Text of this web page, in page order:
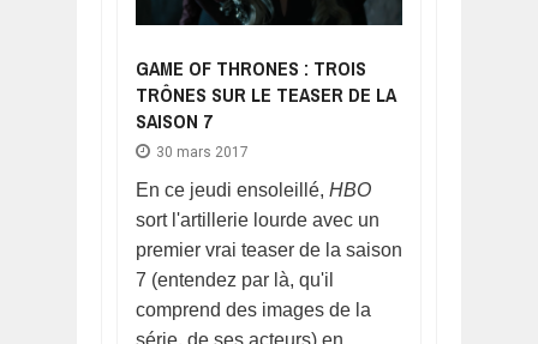
GAME OF THRONES : TROIS
TRÔNES SUR LE TEASER DE LA
SAISON 7
30 mars 2017
En ce jeudi ensoleillé, HBO
sort l'artillerie lourde avec un
premier vrai teaser de la saison
7 (entendez par là, qu'il
comprend des images de la